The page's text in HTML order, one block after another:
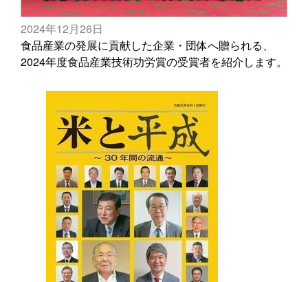
2024年12月26日
食品産業の発展に貢献した企業・団体へ贈られる、
2024年度食品産業技術功労賞の受賞者を紹介します。